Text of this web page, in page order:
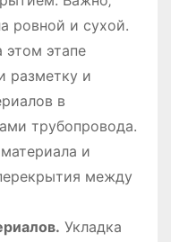
ровной и сухой.
этом этапе
разметку и
в
трубопровода.
и
между
Укладка